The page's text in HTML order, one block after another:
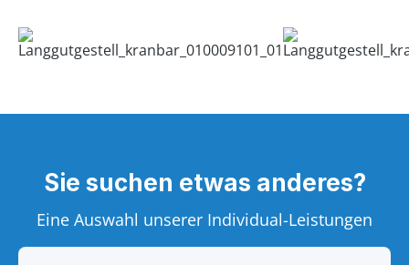
Sie suchen etwas anderes?
Eine Auswahl unserer Individual-Leistungen